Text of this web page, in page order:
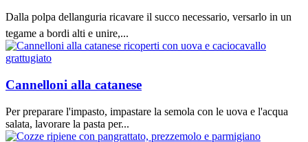
Dalla polpa dellanguria ricavare il succo necessario, versarlo in un
tegame a bordi alti e unire,...
Cannelloni alla catanese
Per preparare l'impasto, impastare la semola con le uova e l'acqua
salata, lavorare la pasta per...